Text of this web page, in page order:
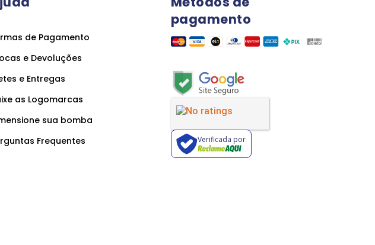
de Pagamento
e Devoluções
e Entregas
as Logomarcas
sua bomba
Frequentes
pagamento
Verificada por